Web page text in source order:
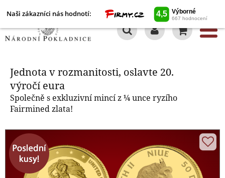
Naši zákazníci nás hodnotí:
Jednota v rozmanitosti, oslavte 20.
výročí eura
Společně s exkluzivní mincí z ¼ unce ryzího
Fairmined zlata!
Jednota v rozmanitosti, oslavte 20.